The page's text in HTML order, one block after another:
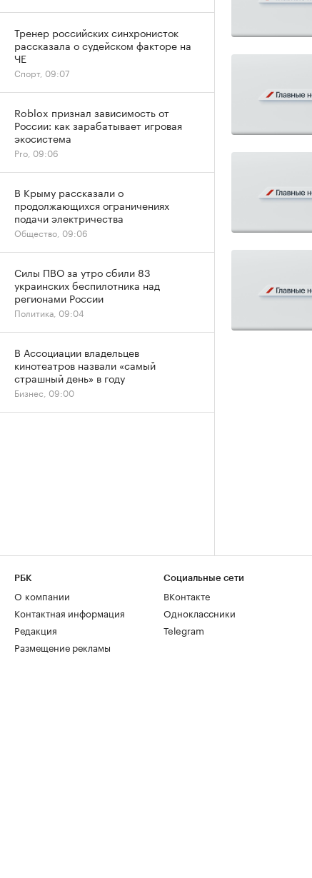
Тренер российских синхронисток
рассказала о судейском факторе на
ЧЕ
Спорт, 09:07
Roblox признал зависимость от
России: как зарабатывает игровая
экосистема
Pro, 09:06
В Крыму рассказали о
продолжающихся ограничениях
подачи электричества
Общество, 09:06
Силы ПВО за утро сбили 83
украинских беспилотника над
регионами России
Политика, 09:04
В Ассоциации владельцев
кинотеатров назвали «самый
страшный день» в году
Бизнес, 09:00
РБК
О компании
Контактная информация
Редакция
Размещение рекламы
Социальные сети
ВКонтакте
Одноклассники
Telegram